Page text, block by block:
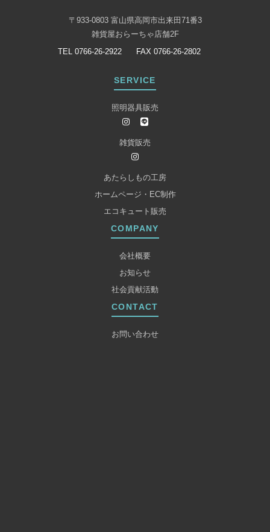
〒933-0803 富山県高岡市出来田71番3
雑貨屋おらーちゃ店舗2F
TEL 0766-26-2922
FAX 0766-26-2802
SERVICE
照明器具販売
雑貨販売
あたらしもの工房
ホームページ・EC制作
エコキュート販売
COMPANY
会社概要
お知らせ
社会貢献活動
CONTACT
お問い合わせ